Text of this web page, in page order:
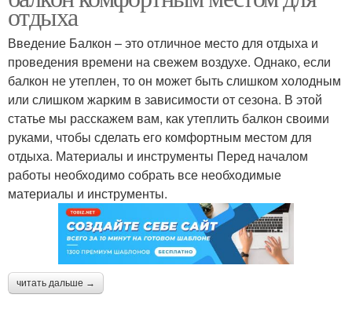
отдыха
Введение Балкон – это отличное место для отдыха и
проведения времени на свежем воздухе. Однако, если
балкон не утеплен, то он может быть слишком холодным
или слишком жарким в зависимости от сезона. В этой
статье мы расскажем вам, как утеплить балкон своими
руками, чтобы сделать его комфортным местом для
отдыха. Материалы и инструменты Перед началом
работы необходимо собрать все необходимые
материалы и инструменты.
читать дальше →